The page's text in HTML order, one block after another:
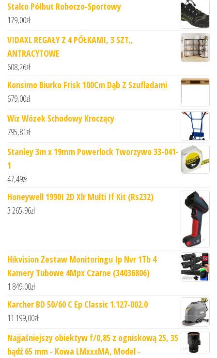
Stalco Półbut Roboczo-Sportowy
179,00zł
VIDAXL REGAŁY Z 4 PÓŁKAMI, 3 SZT.,
ANTRACYTOWE
608,26zł
Konsimo Biurko Frisk 100Cm Dąb Z Szufladami
679,00zł
Wiz Wózek Schodowy Kroczący
795,81zł
Stanley 3m x 19mm Powerlock Tworzywo 33-041-
1
47,49zł
Honeywell 1990I 2D Xlr Multi If Kit (Rs232)
3 265,96zł
Hikvision Zestaw Monitoringu Ip Nvr 1Tb 4
Kamery Tubowe 4Mpx Czarne (34036806)
1 849,00zł
Karcher BD 50/60 C Ep Classic 1.127-002.0
11 199,00zł
Najjaśniejszy obiektyw f/0,85 z ogniskową 25, 35
bądź 65 mm - Kowa LMxxxMA, Model -